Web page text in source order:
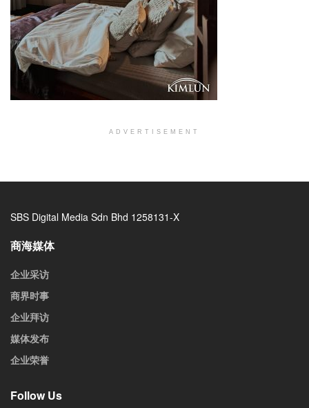
ADVERTISEMENT
SBS Digital Media Sdn Bhd 1258131-X
商海媒体
企业采访
商界时事
企业拜访
媒体发布
企业荣誉
Follow Us